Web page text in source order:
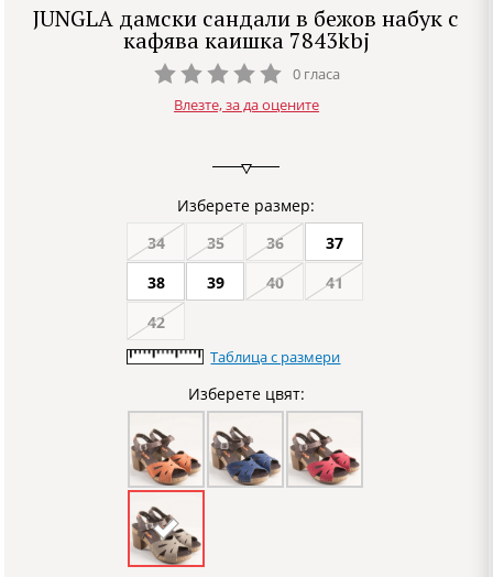
JUNGLA дамски сандали в бежов набук с
кафява каишка 7843kbj
0 гласа
Влезте, за да оцените
Изберете размер:
34
35 36
37
38
39 40
41
42
Таблица с размери
Изберете цвят: